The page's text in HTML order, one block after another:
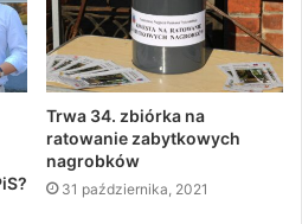
Trwa 34. zbiórka na
ratowanie zabytkowych
nagrobków
31 października, 2021